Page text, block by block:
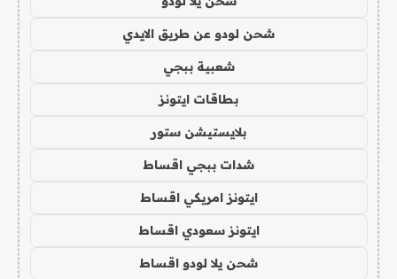
شحن لودو عن طريق الايدي
شعبية ببجي
بطاقات ايتونز
بلايستيشن ستور
شدات ببجي اقساط
ايتونز امريكي اقساط
ايتونز سعودي اقساط
شحن يلا لودو اقساط